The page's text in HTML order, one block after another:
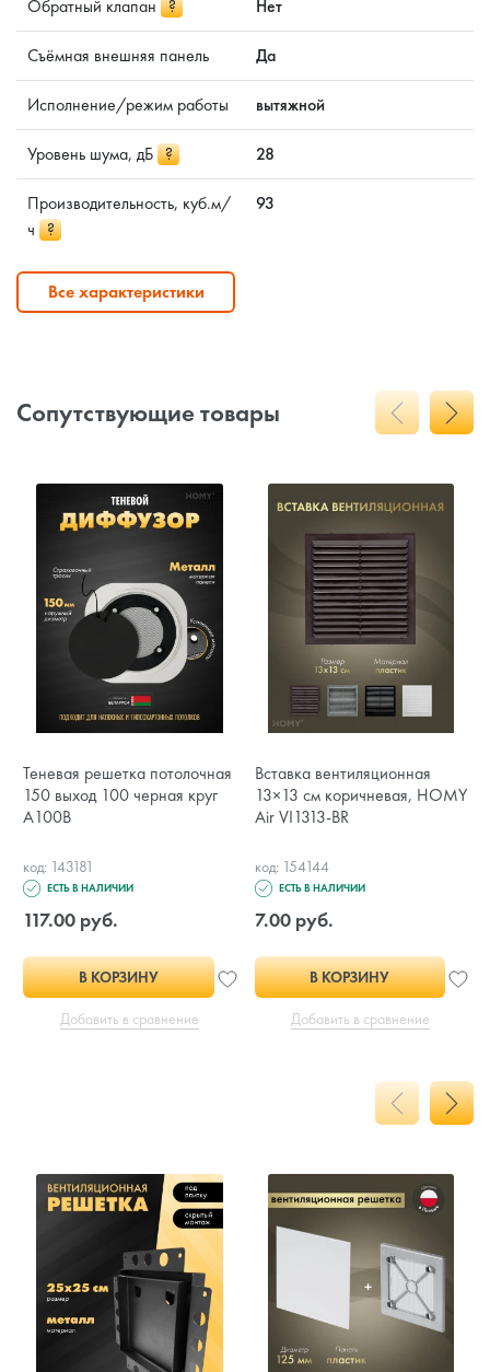
Обратный клапан ? Нет
Съёмная внешняя панель Да
Исполнение/режим работы вытяжной
Уровень шума, дБ ? 28
Производительность, куб.м/
ч ?
93
Все характеристики
Сопутствующие товары
Теневая решетка потолочная
150 выход 100 черная круг
A100B
код: 143181
ЕСТЬ В НАЛИЧИИ
117.00 руб.
В КОРЗИНУ
Добавить в сравнение
Вставка вентиляционная
13×13 см коричневая, HOMY
Air VI1313-BR
код: 154144
ЕСТЬ В НАЛИЧИИ
7.00 руб.
В КОРЗИНУ
Добавить в сравнение